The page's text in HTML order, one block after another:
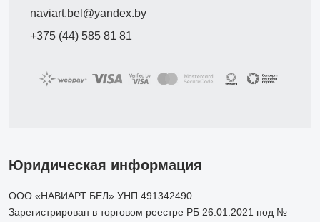
naviart.bel@yandex.by
+375 (44) 585 81 81
Юридическая информация
ООО «НАВИАРТ БЕЛ» УНП 491342490
Зарегистрирован в торговом реестре РБ 26.01.2021 под №